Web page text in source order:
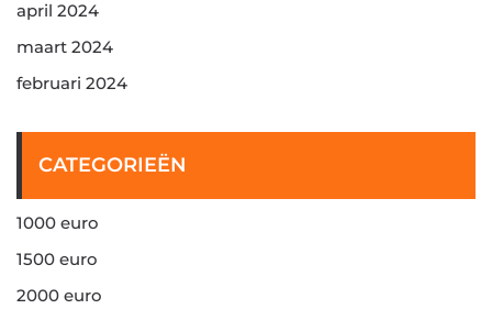
april 2024
maart 2024
februari 2024
CATEGORIEËN
1000 euro
1500 euro
2000 euro